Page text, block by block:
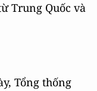
Trung Quốc và
Tổng thống